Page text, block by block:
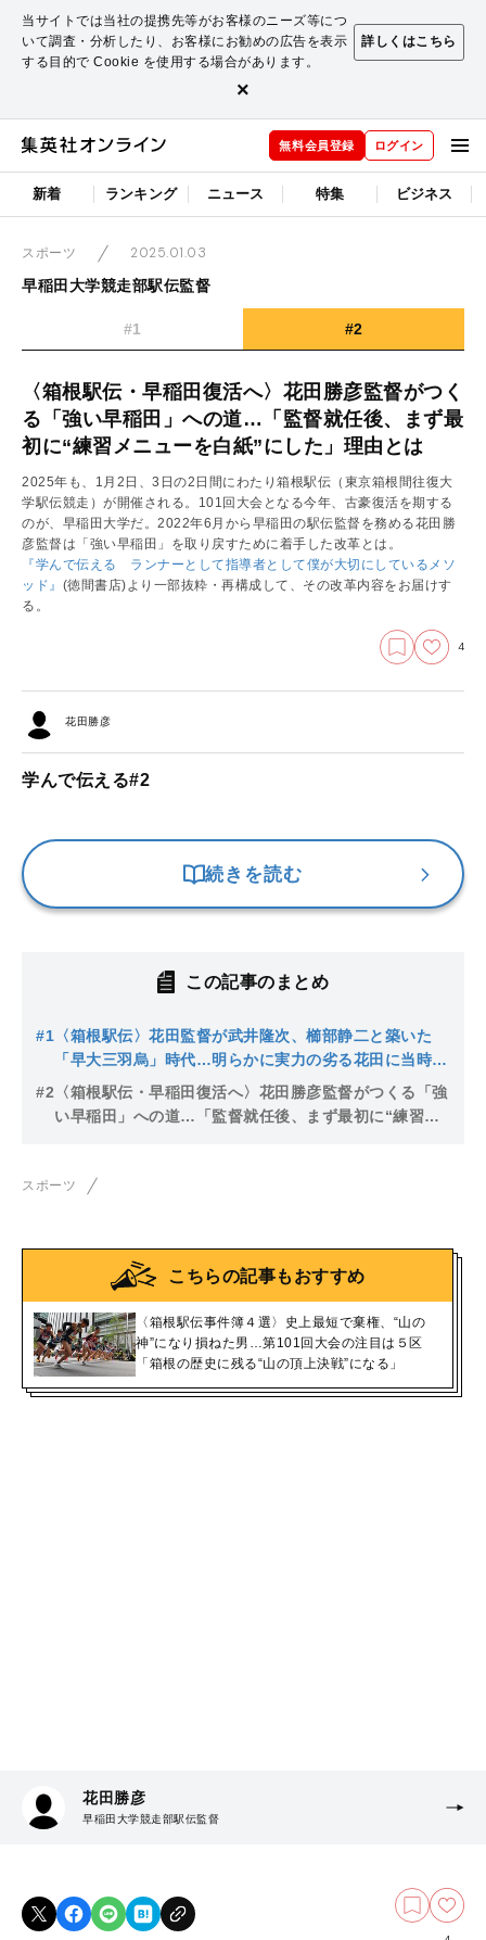
当サイトでは当社の提携先等がお客様のニーズ等につ
いて調査・分析したり、お客様にお勧めの広告を表示
する目的で Cookie を使用する場合があります。
詳しくはこちら
×
無料会員登録 ログイン
新着 ランキング ニュース 特集 ビジネス
スポーツ
2025.01.03
早稲田大学競走部駅伝監督
#1 #2
〈箱根駅伝・早稲田復活へ〉花田勝彦監督がつく
る「強い早稲田」への道…「監督就任後、まず最
初に“練習メニューを白紙”にした」理由とは
2025年も、1月2日、3日の2日間にわたり箱根駅伝（東京箱根間往復大
学駅伝競走）が開催される。101回大会となる今年、古豪復活を期する
のが、早稲田大学だ。2022年6月から早稲田の駅伝監督を務める花田勝
彦監督は「強い早稲田」を取り戻すために着手した改革とは。
『学んで伝える ランナーとして指導者として僕が大切にしているメソ
ッド』 (徳間書店)より一部抜粋・再構成して、その改革内容をお届けす
る。
4
花田勝彦
学んで伝える#2
続きを読む
この記事のまとめ
#1 〈箱根駅伝〉花田監督が武井隆次、櫛部静二と築いた
「早大三羽烏」時代…明らかに実力の劣る花田に当時の
瀬古利彦監督がかけたやさしい言葉
#2 〈箱根駅伝・早稲田復活へ〉花田勝彦監督がつくる「強
い早稲田」への道…「監督就任後、まず最初に“練習メ
スポーツ
こちらの記事もおすすめ
〈箱根駅伝事件簿４選〉史上最短で棄権、“山の
神”になり損ねた男…第101回大会の注目は５区
「箱根の歴史に残る“山の頂上決戦”になる」
花田勝彦
早稲田大学競走部駅伝監督